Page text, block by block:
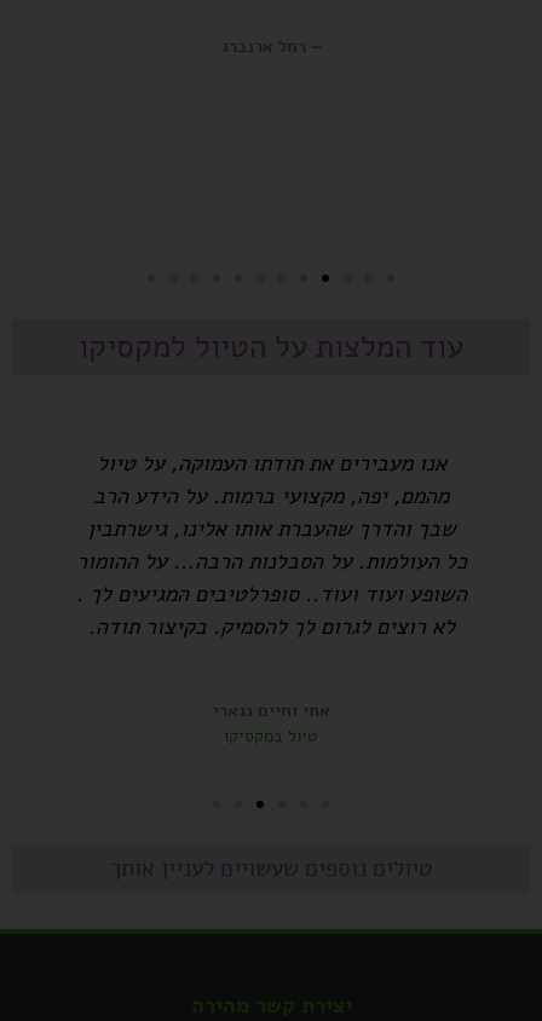
— רחל ארנברג
עוד המלצות על הטיול למקסיקו
אנו מעבירים את תודתו העמוקה, על טיול
מהמם, יפה, מקצועי ברמות. על הידע הרב
שבך והדרך שהעברת אותו אלינו, גישרתבין
כל העולמות. על הסבלנות הרבה... על ההומור
השופע ועוד ועוד.. סופרלטיבים המגיעים לך .
לא רוצים לגרום לך להסמיק. בקיצור תודה.
אתי וחיים נגארי
טיול במקסיקו
טיולים נוספים שעשויים לעניין אותך
יצירת קשר מהירה